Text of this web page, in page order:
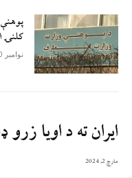
کلنۍ
نوامبر 10, 2024
ایران ته د اویا
مارچ 2, 2024